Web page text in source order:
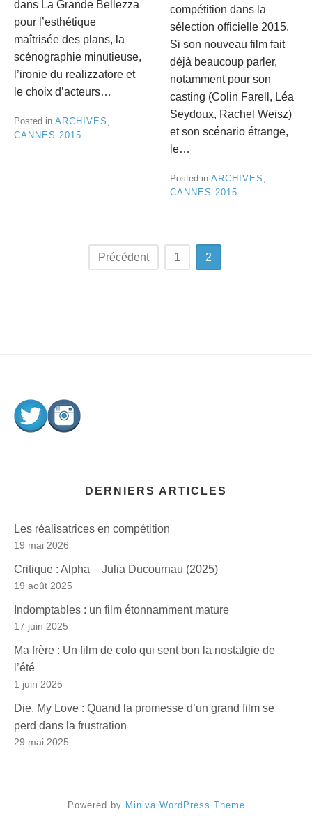
dans La Grande Bellezza
pour l’esthétique
maîtrisée des plans, la
scénographie minutieuse,
l’ironie du realizzatore et
le choix d’acteurs…
Posted in ARCHIVES
CANNES 2015
compétition dans la
sélection officielle 2015.
Si son nouveau film fait
déjà beaucoup parler,
notamment pour son
casting (Colin Farell, Léa
Seydoux, Rachel Weisz)
et son scénario étrange,
le…
Posted in ARCHIVES
CANNES 2015
Précédent 1 2
DERNIERS ARTICLES
Les réalisatrices en compétition
19 mai 2026
Critique : Alpha – Julia Ducournau (2025)
19 août 2025
Indomptables : un film étonnamment mature
17 juin 2025
Ma frère : Un film de colo qui sent bon la nostalgie de
l’été
1 juin 2025
Die, My Love : Quand la promesse d’un grand film se
perd dans la frustration
29 mai 2025
Powered by Miniva WordPress Theme